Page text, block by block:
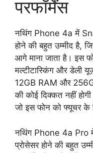
परफॉर्मेंस
नथिंग Phone 4a में
होने की बहुत उम्मीद है,
आगे माना जाता है। इस
मल्टीटास्किंग और डेली
12GB RAM और
की कोई दिक्कत नहीं
जो इस फोन को फ्यूचर के
नथिंग Phone 4a Pro
प्रोसेसर होने की बहुत